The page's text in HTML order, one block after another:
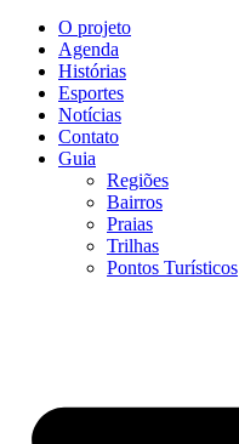
O projeto
Agenda
Histórias
Esportes
Notícias
Contato
Guia
Regiões
Bairros
Praias
Trilhas
Pontos Turísticos